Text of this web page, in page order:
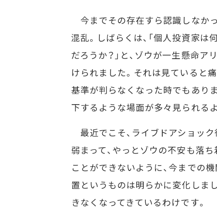
今までその存在すら認識しなか
混乱。しばらくは、「個人投資家
だろうか？」と、ゾウが一生懸命
けられました。それは見ていると
基準が判らなくなった時でもあり
下するような場面が多々見られる
最近でこそ、ライブドアショッ
弱まって、やっとゾウの不安も落
ことができないように、今までの
置というものは明らかに変化しま
きなくなってきているわけです。